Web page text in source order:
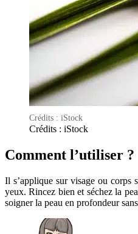
Crédits : iStock
Crédits : iStock
Comment l’utiliser ?
Il s’applique sur visage ou corps
yeux. Rincez bien et séchez la
soigner la peau en profondeur sans